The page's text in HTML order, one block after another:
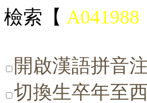
檢索【 A041988
開啟漢語拼音
切換生卒年至